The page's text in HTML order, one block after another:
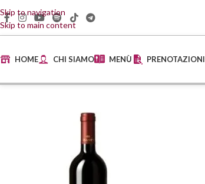
Skip to navigation
Skip to main content
HOME CHI SIAMO MENÙ PRENOTAZIONI